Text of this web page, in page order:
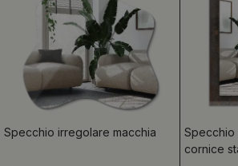
Specchio irregolare macchia
Specchio
cornice